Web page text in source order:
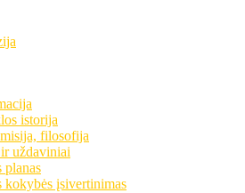
istorija
filosofija
uždaviniai
planas
kokybės įsivertinimas